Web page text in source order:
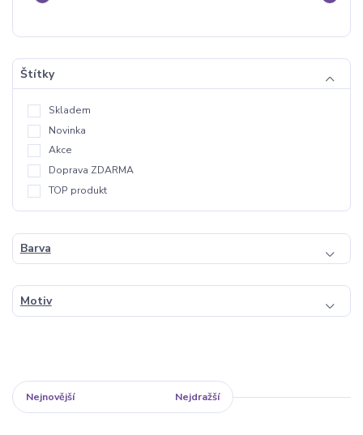
Štítky
Skladem
Novinka
Akce
Doprava ZDARMA
TOP produkt
Barva
Motiv
Nejnovější Nejdražší